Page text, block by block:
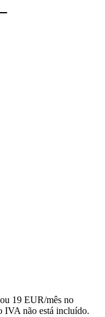
19 EUR/mês no
IVA não está incluído.